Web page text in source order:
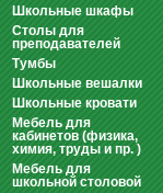
Школьные шкафы
Столы для
преподавателей
Тумбы
Школьные вешалки
Школьные кровати
Мебель для
кабинетов (физика,
химия, труды и пр. )
Мебель для
школьной столовой